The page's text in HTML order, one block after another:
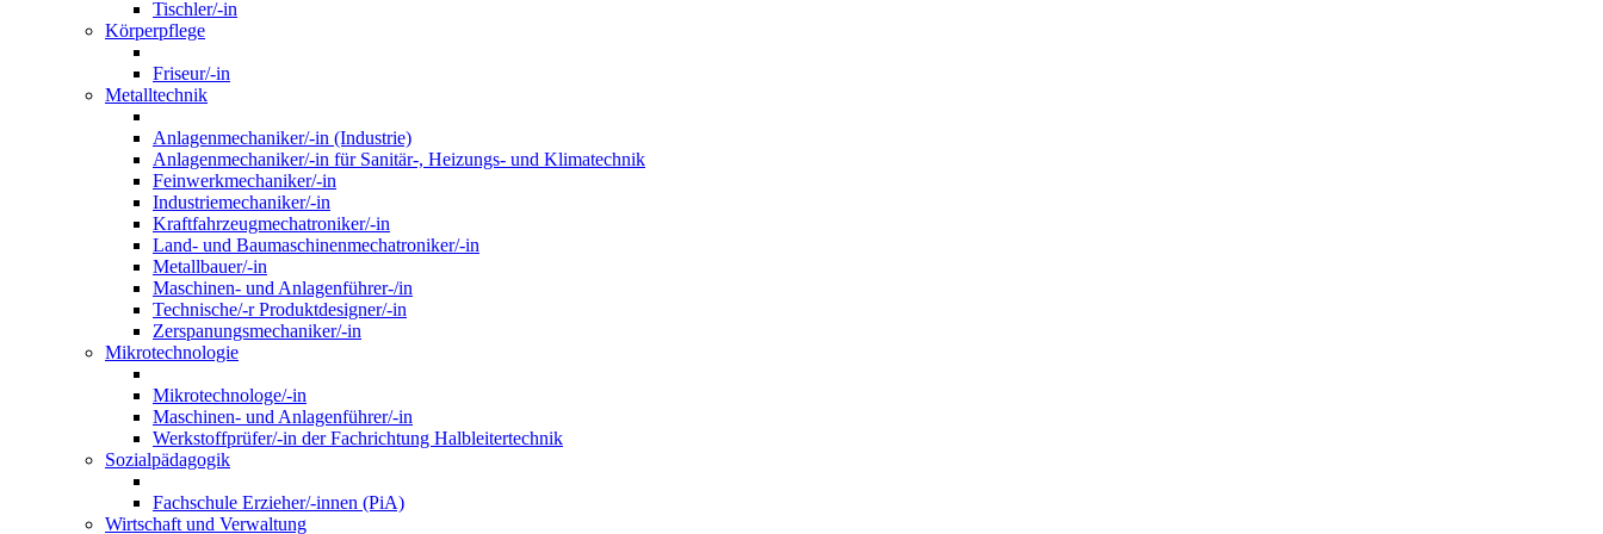
Tischler/-in
Körperpflege
Friseur/-in
Metalltechnik
Anlagenmechaniker/-in (Industrie)
Anlagenmechaniker/-in für Sanitär-, Heizungs- und Klimatechnik
Feinwerkmechaniker/-in
Industriemechaniker/-in
Kraftfahrzeugmechatroniker/-in
Land- und Baumaschinenmechatroniker/-in
Metallbauer/-in
Maschinen- und Anlagenführer-/in
Technische/-r Produktdesigner/-in
Zerspanungsmechaniker/-in
Mikrotechnologie
Mikrotechnologe/-in
Maschinen- und Anlagenführer/-in
Werkstoffprüfer/-in der Fachrichtung Halbleitertechnik
Sozialpädagogik
Fachschule Erzieher/-innen (PiA)
Wirtschaft und Verwaltung